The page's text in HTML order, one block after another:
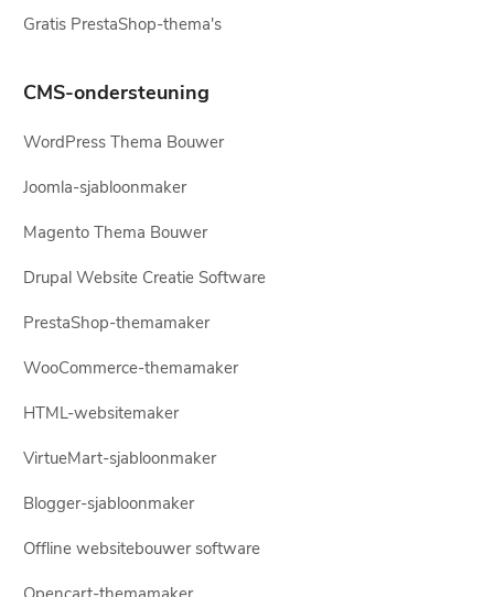
Gratis PrestaShop-thema's
CMS-ondersteuning
WordPress Thema Bouwer
Joomla-sjabloonmaker
Magento Thema Bouwer
Drupal Website Creatie Software
PrestaShop-themamaker
WooCommerce-themamaker
HTML-websitemaker
VirtueMart-sjabloonmaker
Blogger-sjabloonmaker
Offline websitebouwer software